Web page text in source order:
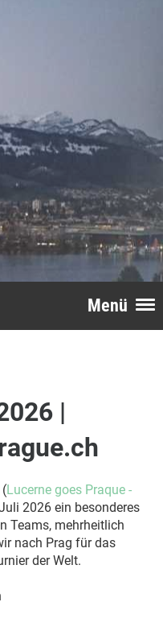
Menü
|
(Lucerne goes Praque -
2026 ein besonderes
Teams, mehrheitlich
nach Prag für das
der Welt.